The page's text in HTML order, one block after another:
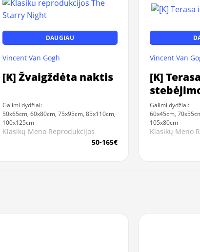
DAUGIAU
Vincent Van Gogh
[K] Žvaigždėta naktis
Galimi dydžiai:
50x65cm, 60x80cm, 75x95cm, 85x110cm,
100x125cm
Klasikų Meno Reprodukcijos
50-165€
Vincent Van
[K]
Galimi dydžiai:
60x45cm,
105x80cm
Klasikų Meno